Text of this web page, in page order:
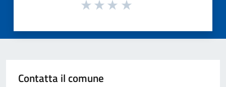
Contatta il comune